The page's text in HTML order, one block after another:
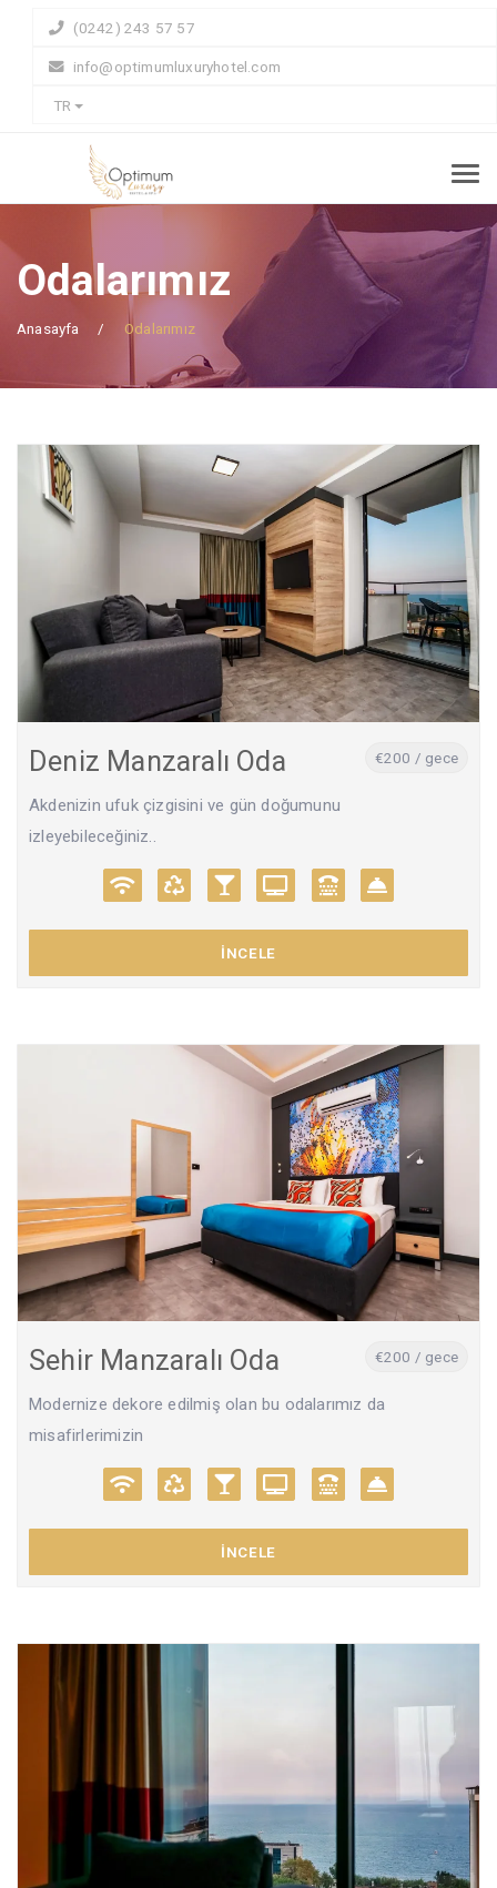
(0242) 243 57 57
info@optimumluxuryhotel.com
TR
Odalarımız
Anasayfa Odalarımız
Deniz Manzaralı Oda €200 / gece
Akdenizin ufuk çizgisini ve gün doğumunu
izleyebileceğiniz..
İNCELE
Sehir Manzaralı Oda €200 / gece
Modernize dekore edilmiş olan bu odalarımız da
misafirlerimizin
İNCELE